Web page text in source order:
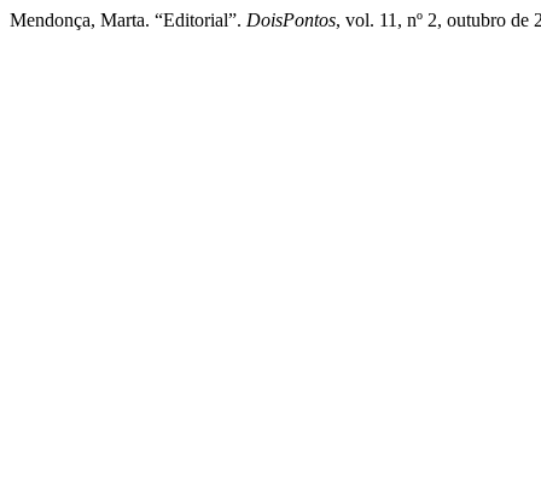
Mendonça, Marta. “Editorial”. DoisPontos, vol. 11, nº 2, outubro de